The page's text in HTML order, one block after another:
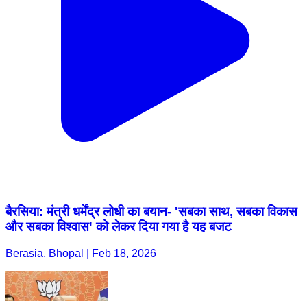
बैरसिया: मंत्री धर्मेंद्र लोधी का बयान- 'सबका साथ, सबका विकास
और सबका विश्वास' को लेकर दिया गया है यह बजट
Berasia, Bhopal | Feb 18, 2026